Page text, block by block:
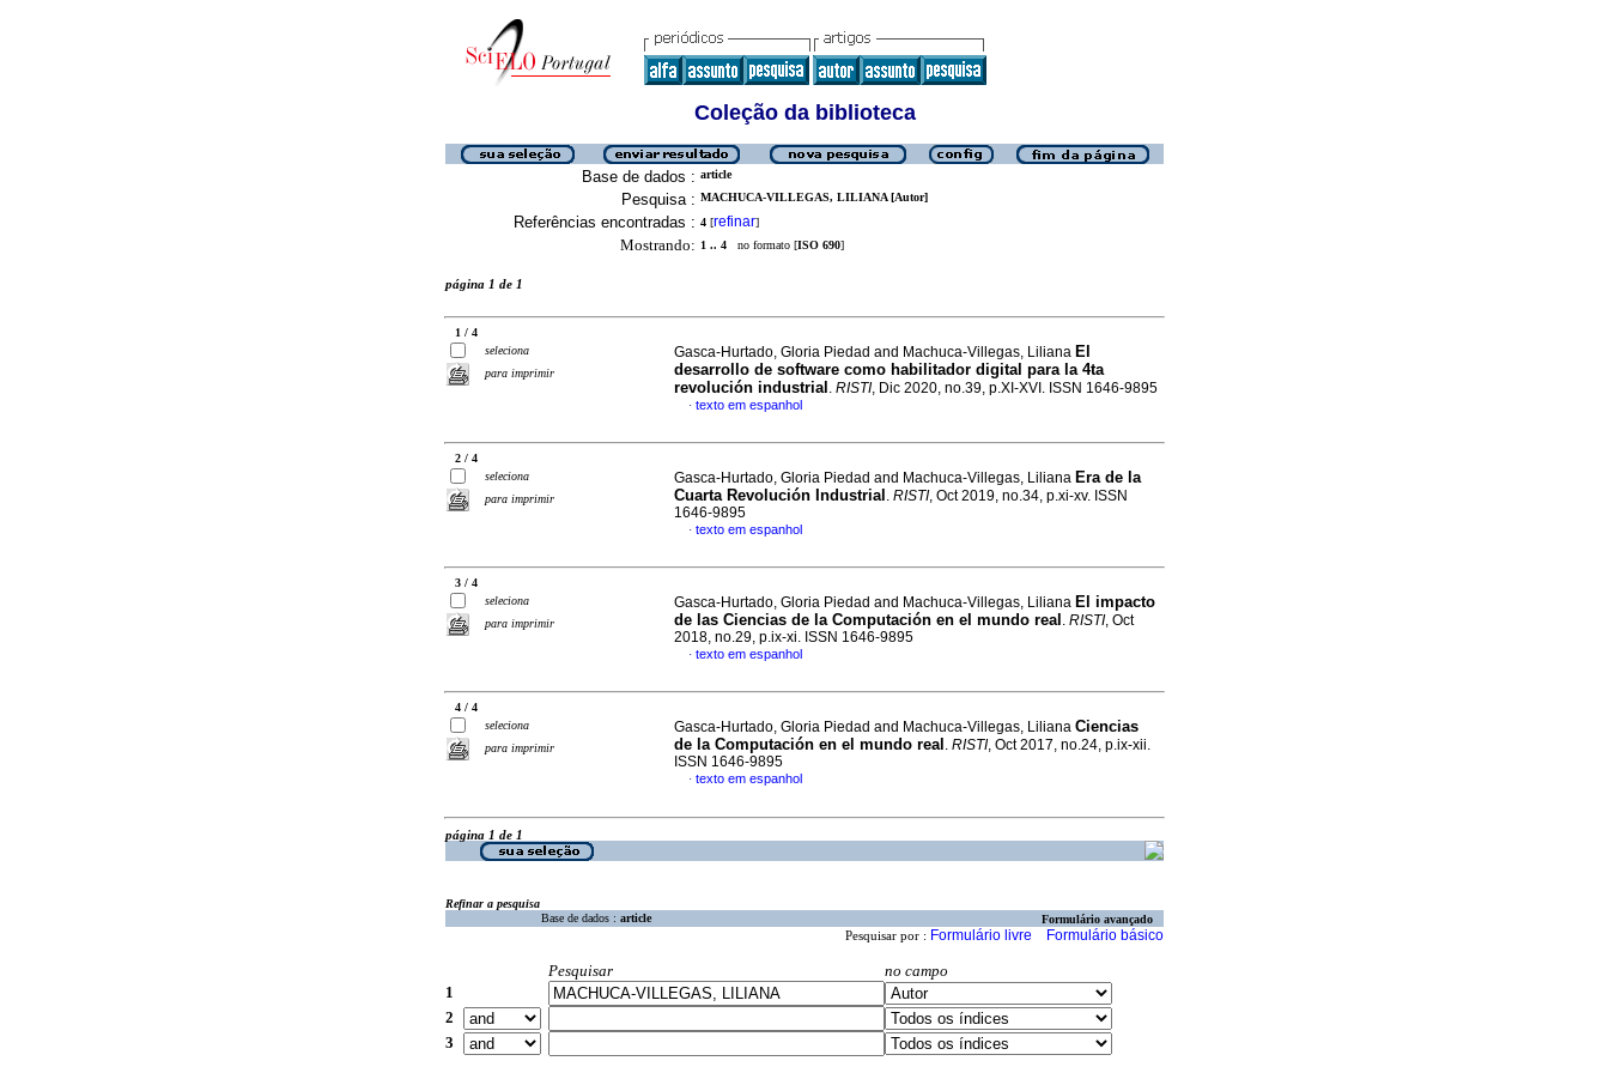
Coleção da biblioteca
Base de dados : article
Pesquisa : MACHUCA-VILLEGAS, LILIANA [Autor]
Referências encontradas : 4 [refinar]
Mostrando: 1 .. 4 no formato [ISO 690]
página 1 de 1
1 / 4
seleciona
para imprimir
Gasca-Hurtado, Gloria Piedad and Machuca-Villegas, Liliana El
desarrollo de software como habilitador digital para la 4ta
revolución industrial . RISTI, Dic 2020, no.39, p.XI-XVI. ISSN 1646-9895
· texto em espanhol
2 / 4
seleciona
para imprimir
Gasca-Hurtado, Gloria Piedad and Machuca-Villegas, Liliana Era de la
Cuarta Revolución Industrial . RISTI, Oct 2019, no.34, p.xi-xv. ISSN
1646-9895
· texto em espanhol
3 / 4
seleciona
para imprimir
Gasca-Hurtado, Gloria Piedad and Machuca-Villegas, Liliana El impacto
de las Ciencias de la Computación en el mundo real . RISTI, Oct
2018, no.29, p.ix-xi. ISSN 1646-9895
· texto em espanhol
4 / 4
seleciona
para imprimir
Gasca-Hurtado, Gloria Piedad and Machuca-Villegas, Liliana Ciencias
de la Computación en el mundo real . RISTI, Oct 2017, no.24, p.ix-xii.
ISSN 1646-9895
· texto em espanhol
página 1 de 1
Refinar a pesquisa
Base de dados : article Formulário avançado
Pesquisar por : Formulário livre Formulário básico
Pesquisar
no campo
1
2
3